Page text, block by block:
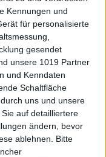
Kennungen und
für personalisierte
gesendet
unsere 1019 Partner
und Kenndaten
Schaltfläche
uns und unsere
auf detailliertere
ändern, bevor
ablehnen.
Bitte